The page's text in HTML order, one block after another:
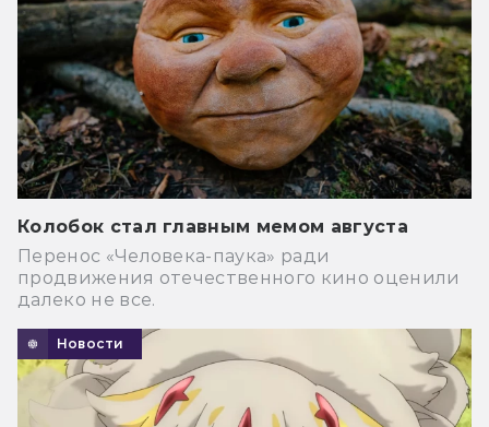
Колобок стал главным мемом августа
Перенос «Человека-паука» ради
продвижения отечественного кино оценили
далеко не все.
Новости